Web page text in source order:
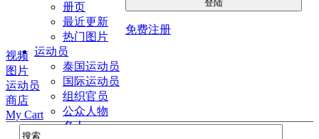
册页
最近更新
热门图片
运动员
泰国运动员
国际运动员
组织官员
公众人物
名人
免费注册
视频
图片
运动员
商店
My Cart